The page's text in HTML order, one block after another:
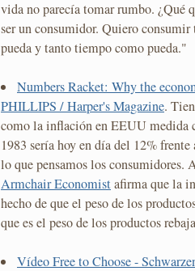
vida no parecía tomar rumbo. ¿Qué
ser un consumidor. Quiero consumir
pueda y tanto tiempo como pueda."
Numbers Racket: Why the
PHILLIPS / Harper's Magazine.
como la inflación en EEUU medida
1983 sería hoy en día del 12%
lo que pensamos los consumidores.
Armchair Economistafirma que la
hecho de que el peso de los
que es el peso de los productos
Vídeo Free to Choose -